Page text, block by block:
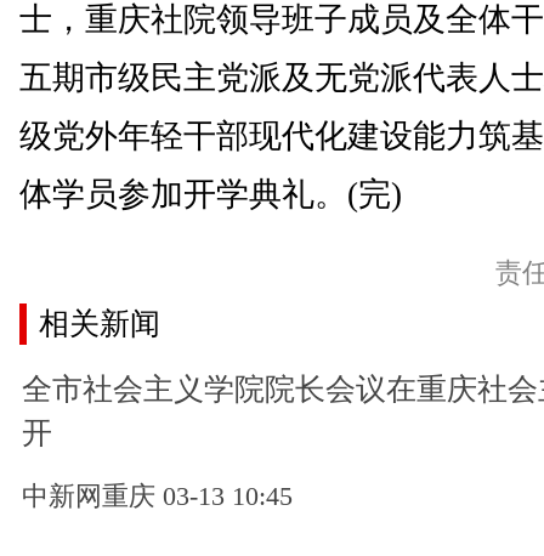
士，重庆社院领导班子成员及全体
五期市级民主党派及无党派代表人
级党外年轻干部现代化建设能力筑
体学员参加开学典礼。(完)
责
相关新闻
全市社会主义学院院长会议在重庆社
开
中新网重庆 03-13 10:45